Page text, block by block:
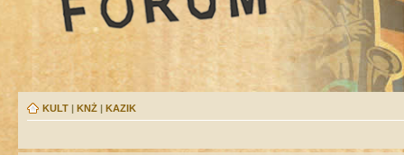
KULT | KNŻ | KAZIK